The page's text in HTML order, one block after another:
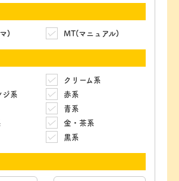
) MT(マニュアル)
クリーム系
ジ系
赤系
青系
金・茶系
黒系